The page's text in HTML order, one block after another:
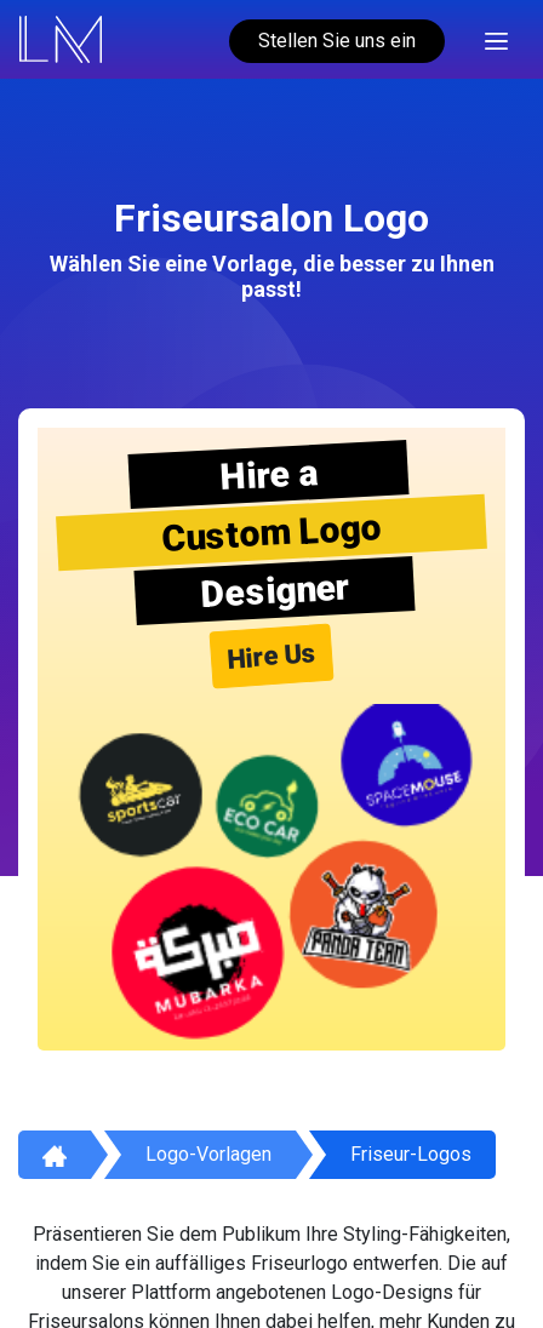
Stellen Sie uns ein
Friseursalon Logo
Wählen Sie eine Vorlage, die besser zu Ihnen
passt!
Hire a
Custom Logo
Designer
Hire Us
Logo-Vorlagen Friseur-Logos
Präsentieren Sie dem Publikum Ihre Styling-Fähigkeiten,
indem Sie ein auffälliges Friseurlogo entwerfen. Die auf
unserer Plattform angebotenen Logo-Designs für
Friseursalons können Ihnen dabei helfen, mehr Kunden zu